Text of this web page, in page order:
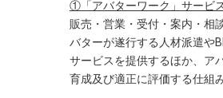
①「アバターワーク」サービ
販売・営業・受付・案内・相
バターが遂行する人材派遣や
サービスを提供するほか、ア
育成及び適正に評価する仕組